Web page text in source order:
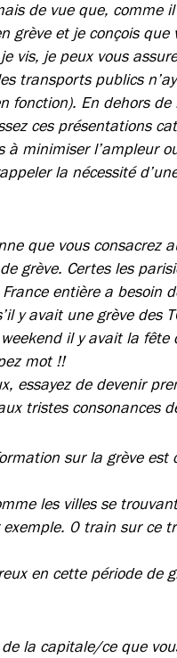
de vue que, comme
grève et je conçois que
vis, je peux vous
transports publics
En dehors de
ces présentations
à minimiser l’ampleur
la nécessité
que vous consacrez
grève. Certes les
entière a besoin
y avait une grève des
il y avait la fête
mot !!
essayez de devenir
tristes consonances
sur la grève est
les villes se
0 train sur ce
en cette période de
la capitale/ce que